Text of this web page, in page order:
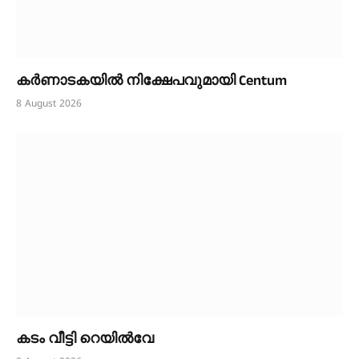
കർണാടകയിൽ നിക്ഷേപവുമായി Centum
8 August 2026
കടം വീട്ടി റെയിൽവേ